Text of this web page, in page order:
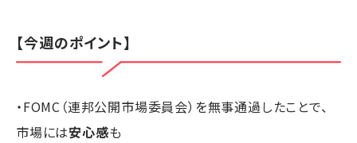
【今週のポイント】
・FOMC（連邦公開市場委員会）を無事通過したことで、
市場には安心感も